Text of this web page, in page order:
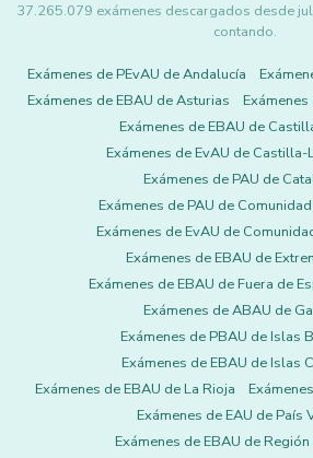
37.265.079 exámenes descargados desde
contando.
Exámenes de PEvAU de Andalucía
Exámenes de EBAU de Asturias
Exámenes de EBAU de
Exámenes de EvAU de Castilla-
Exámenes de PAU de
Exámenes de PAU de
Exámenes de EvAU de
Exámenes de EBAU de
Exámenes de EBAU de Fuera de
Exámenes de ABAU de
Exámenes de PBAU de Islas
Exámenes de EBAU de Islas
Exámenes de EBAU de La Rioja
Exámenes de EAU de País
Exámenes de EBAU de